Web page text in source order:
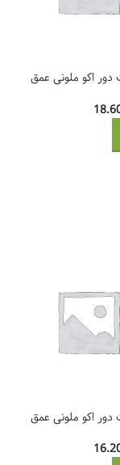
دور اکو ملونی عمق
خرید
دور اکو ملونی عمق